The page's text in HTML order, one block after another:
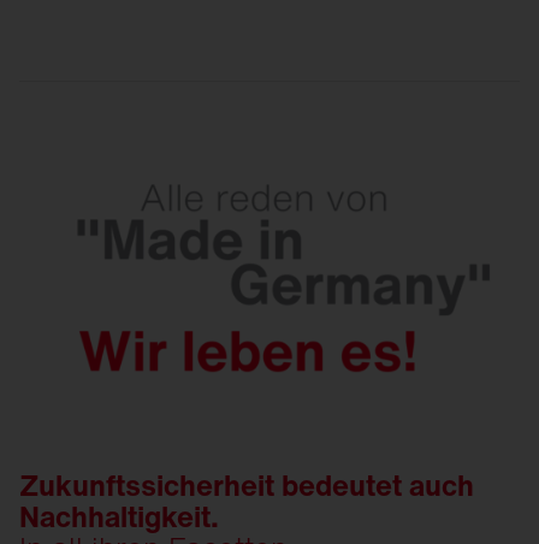
Zukunftssicherheit bedeutet auch
Nachhaltigkeit.